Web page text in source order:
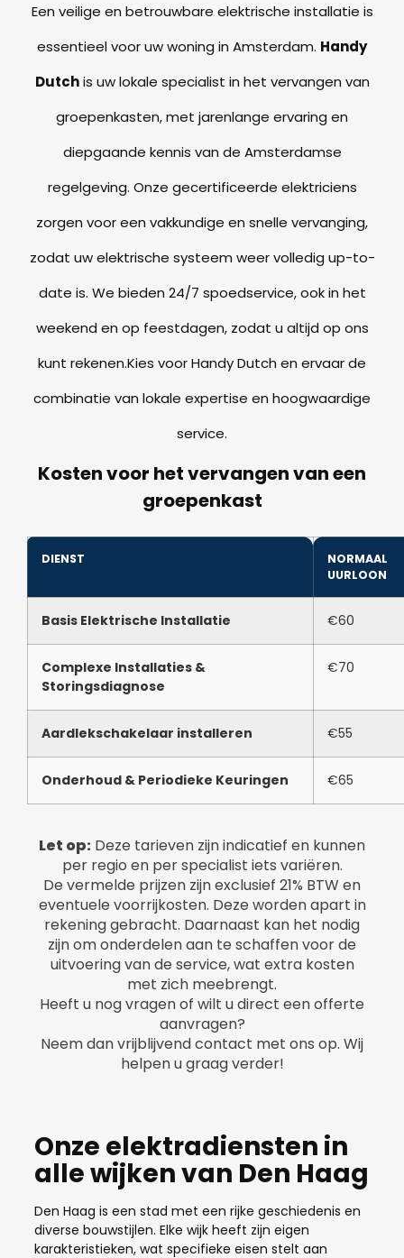
Een veilige en betrouwbare elektrische installatie is
essentieel voor uw woning in Amsterdam. Handy
Dutchis uw lokale specialist in het vervangen van
groepenkasten, met jarenlange ervaring en
diepgaande kennis van de Amsterdamse
regelgeving. Onze gecertificeerde elektriciens
zorgen voor een vakkundige en snelle vervanging,
zodat uw elektrische systeem weer volledig up-to-
date is. We bieden 24/7 spoedservice, ook in het
weekend en op feestdagen, zodat u altijd op ons
kunt rekenen.Kies voor Handy Dutch en ervaar de
combinatie van lokale expertise en hoogwaardige
service.
Kosten voor het vervangen van een
groepenkast
DIENST
NORMAAL
UURLOON
Basis Elektrische Installatie €60
Complexe Installaties &
Storingsdiagnose
€70
Aardlekschakelaar installeren €55
Onderhoud & Periodieke Keuringen €65
Let op: Deze tarieven zijn indicatief en kunnen
per regio en per specialist iets variëren.
De vermelde prijzen zijn exclusief 21% BTW en
eventuele voorrijkosten. Deze worden apart in
rekening gebracht. Daarnaast kan het nodig
zijn om onderdelen aan te schaffen voor de
uitvoering van de service, wat extra kosten
met zich meebrengt.
Heeft u nog vragen of wilt u direct een offerte
aanvragen?
Neem dan vrijblijvend contact met ons op. Wij
helpen u graag verder!
Onze elektradiensten in
alle wijken van Den Haag
Den Haag is een stad met een rijke geschiedenis en
diverse bouwstijlen. Elke wijk heeft zijn eigen
karakteristieken, wat specifieke eisen stelt aan